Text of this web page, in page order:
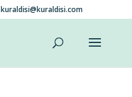
kuraldisi@kuraldisi.com